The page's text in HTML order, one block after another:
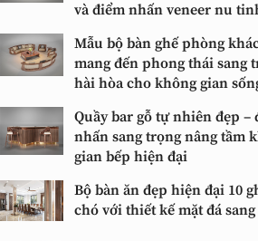
và điểm nhấn veneer nu
Mẫu bộ bàn ghế phòng
mang đến phong thái sang
hài hòa cho không gian
Quầy bar gỗ tự nhiên đẹp –
nhấn sang trọng nâng tầm
gian bếp hiện đại
Bộ bàn ăn đẹp hiện đại 10
chó với thiết kế mặt đá